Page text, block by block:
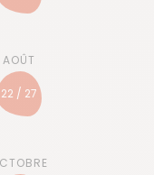
22 / 27